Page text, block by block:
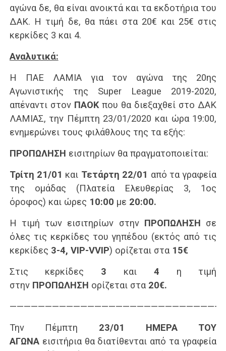
αγώνα δε, θα είναι ανοικτά και τα εκδοτήρια του
ΔΑΚ. Η τιμή δε, θα πάει στα 20€ και 25€ στις
κερκίδες 3 και 4.
Αναλυτικά:
Η ΠΑΕ ΛΑΜΙΑ για τον αγώνα της 20ης
Αγωνιστικής της Super League 2019-2020,
απέναντι στον ΠΑΟΚ που θα διεξαχθεί στο ΔΑΚ
ΛΑΜΙΑΣ, την Πέμπτη 23/01/2020 και ώρα 19:00,
ενημερώνει τους φιλάθλους της τα εξής:
ΠΡΟΠΩΛΗΣΗ εισιτηρίων θα πραγματοποιείται:
Τρίτη 21/01 και Τετάρτη 22/01 από τα γραφεία
της ομάδας (Πλατεία Ελευθερίας 3, 1ος
όροφος) και ώρες 10:00 με 20:00.
Η τιμή των εισιτηρίων στην ΠΡΟΠΩΛΗΣΗ σε
όλες τις κερκίδες του γηπέδου (εκτός από τις
κερκίδες 3-4, VIP-VVIP) ορίζεται στα 15€
Στις κερκίδες 3 και 4 η τιμή
στην ΠΡΟΠΩΛΗΣΗ ορίζεται στα 20€.
Την Πέμπτη 23/01
ΗΜΕΡΑ ΤΟΥ
ΑΓΩΝΑ εισιτήρια θα διατίθενται από τα γραφεία